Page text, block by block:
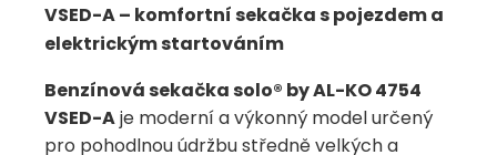
VSED-A – komfortní sekačka s pojezdem a
elektrickým startováním
Benzínová sekačka solo® by AL-KO 4754
VSED-Aje moderní a výkonný model určený
pro pohodlnou údržbu středně velkých a